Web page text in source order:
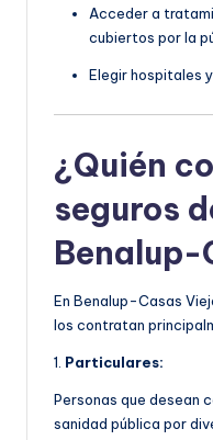
Acceder a
cubiertos por la
Elegir hospitales
¿Quién
seguros
Benalup-
En Benalup-Casas
los contratan
1. Particulares:
Personas que desean
sanidad pública por